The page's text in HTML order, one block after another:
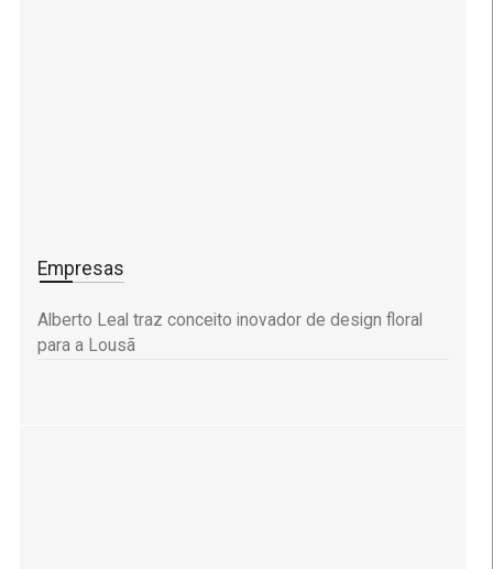
Empresas
Alberto Leal traz conceito inovador de design floral
para a Lousã